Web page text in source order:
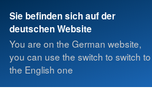
Sie befinden sich auf der
deutschen Website
You are on the German website,
you can use the switch to switch to
the English one